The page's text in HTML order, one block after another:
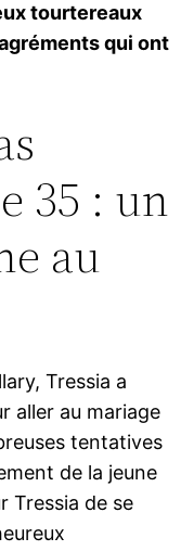
tourtereaux
qui ont
35 : un
au
Tressia a
aller au mariage
tentatives
de la jeune
Tressia de se